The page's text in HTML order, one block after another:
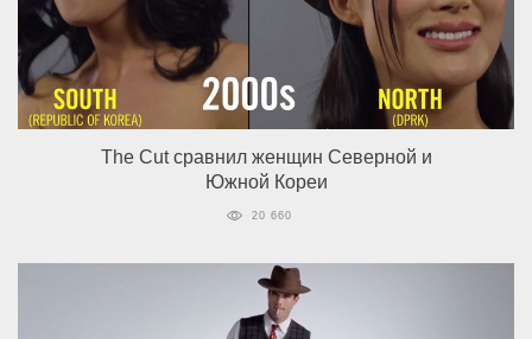
The Cut сравнил женщин Северной и
Южной Кореи
20 660